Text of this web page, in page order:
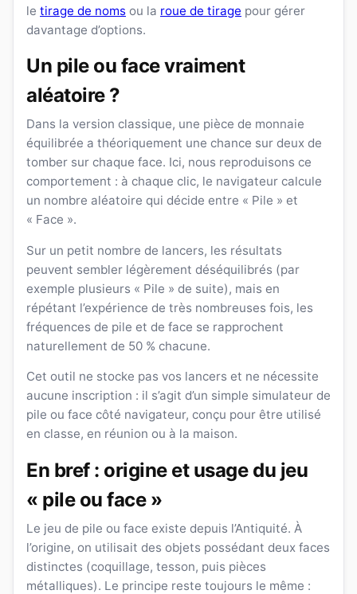
le tirage de noms ou la roue de tirage pour gérer
davantage d’options.
Un pile ou face vraiment
aléatoire ?
Dans la version classique, une pièce de monnaie
équilibrée a théoriquement une chance sur deux de
tomber sur chaque face. Ici, nous reproduisons ce
comportement : à chaque clic, le navigateur calcule
un nombre aléatoire qui décide entre « Pile » et
« Face ».
Sur un petit nombre de lancers, les résultats
peuvent sembler légèrement déséquilibrés (par
exemple plusieurs « Pile » de suite), mais en
répétant l’expérience de très nombreuses fois, les
fréquences de pile et de face se rapprochent
naturellement de 50 % chacune.
Cet outil ne stocke pas vos lancers et ne nécessite
aucune inscription : il s’agit d’un simple simulateur de
pile ou face côté navigateur, conçu pour être utilisé
en classe, en réunion ou à la maison.
En bref : origine et usage du jeu
« pile ou face »
Le jeu de pile ou face existe depuis l’Antiquité. À
l’origine, on utilisait des objets possédant deux faces
distinctes (coquillage, tesson, puis pièces
métalliques). Le principe reste toujours le même :